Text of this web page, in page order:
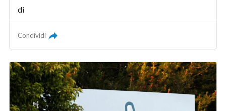
di
Condividi